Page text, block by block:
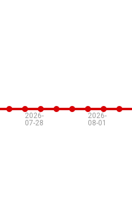
2026-
07-28
2026-
08-01